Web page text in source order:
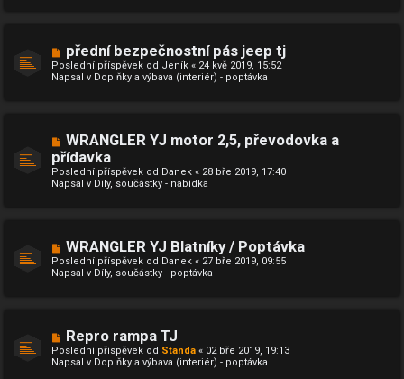
p
ě
v
N
o
v
ý
p
ě
v
e
k
přední bezpečnostní pás jeep tj
Poslední příspěvek od Jeník « 24 kvě 2019, 15:52
Napsal v Doplňky a výbava (interiér) - poptávka
N
o
v
ý
p
ě
e
k
WRANGLER YJ motor 2,5, převodovka a
přídavka
Poslední příspěvek od Danek « 28 bře 2019, 17:40
Napsal v Díly, součástky - nabídka
N
o
v
ý
ě
v
WRANGLER YJ Blatníky / Poptávka
Poslední příspěvek od Danek « 27 bře 2019, 09:55
Napsal v Díly, součástky - poptávka
N
o
v
ý
Repro rampa TJ
Poslední příspěvek od Standa « 02 bře 2019, 19:13
Napsal v Doplňky a výbava (interiér) - poptávka